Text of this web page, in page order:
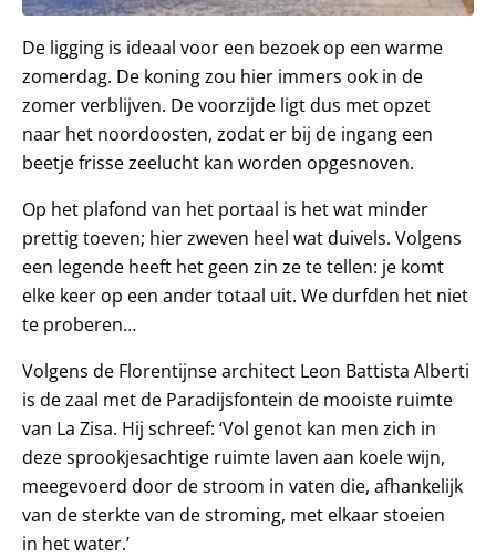
De ligging is ideaal voor een bezoek op een warme
zomerdag. De koning zou hier immers ook in de
zomer verblijven. De voorzijde ligt dus met opzet
naar het noordoosten, zodat er bij de ingang een
beetje frisse zeelucht kan worden opgesnoven.
Op het plafond van het portaal is het wat minder
prettig toeven; hier zweven heel wat duivels. Volgens
een legende heeft het geen zin ze te tellen: je komt
elke keer op een ander totaal uit. We durfden het niet
te proberen…
Volgens de Florentijnse architect Leon Battista Alberti
is de zaal met de Paradijsfontein de mooiste ruimte
van La Zisa. Hij schreef: ‘Vol genot kan men zich in
deze sprookjesachtige ruimte laven aan koele wijn,
meegevoerd door de stroom in vaten die, afhankelijk
van de sterkte van de stroming, met elkaar stoeien
in het water.’